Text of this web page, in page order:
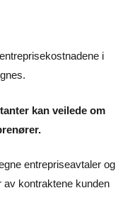
i
kan veilede om
entrepriseavtaler og
kontraktene kunden